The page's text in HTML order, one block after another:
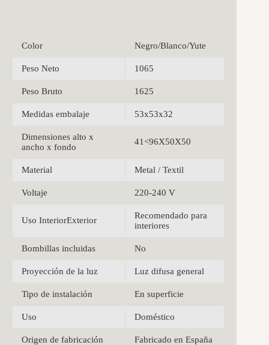
Color Negro/Blanco/Yute
Peso Neto 1065
Peso Bruto 1625
Medidas embalaje 53x53x32
Dimensiones alto x
ancho x fondo
41<96X50X50
Material Metal / Textil
Voltaje 220-240 V
Uso InteriorExterior
Recomendado para
interiores
Bombillas incluidas No
Proyección de la luz Luz difusa general
Tipo de instalación En superficie
Uso Doméstico
Origen de fabricación Fabricado en España